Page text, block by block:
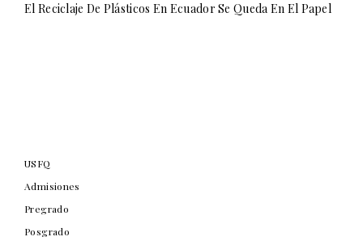
El Reciclaje De Plásticos En Ecuador Se Queda En El Papel
USFQ
Admisiones
Pregrado
Posgrado